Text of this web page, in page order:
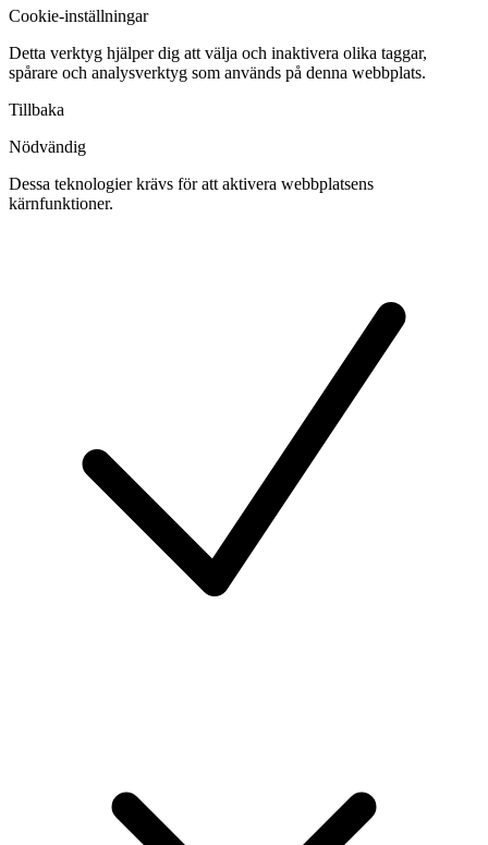
Cookie-inställningar
Detta verktyg hjälper dig att välja och inaktivera olika taggar,
spårare och analysverktyg som används på denna webbplats.
Tillbaka
Nödvändig
Dessa teknologier krävs för att aktivera webbplatsens
kärnfunktioner.